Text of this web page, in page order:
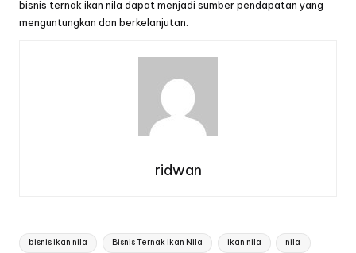
bisnis ternak ikan nila dapat menjadi sumber pendapatan yang
menguntungkan dan berkelanjutan.
ridwan
Tags:
bisnis ikan nila Bisnis Ternak Ikan Nila ikan nila nila